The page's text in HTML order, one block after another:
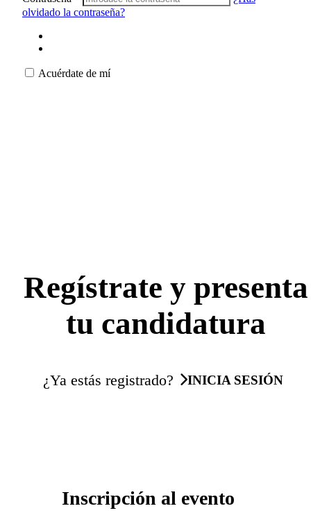
olvidado la contraseña?
Acuérdate de mí
Regístrate y presenta
tu candidatura
¿Ya estás registrado? INICIA SESIÓN
Inscripción al evento